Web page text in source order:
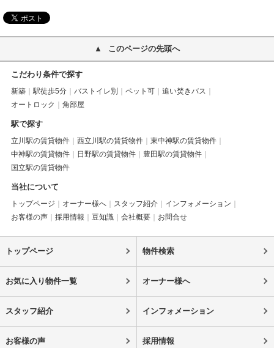
このページの先頭へ
こだわり条件で探す
新築 駅徒歩5分 バストイレ別 ペット可
追い焚きバス
オートロック
角部屋
駅で探す
立川駅の賃貸物件 西立川駅の賃貸物件
東中神駅の賃貸物件
中神駅の賃貸物件
日野駅の賃貸物件
豊田駅の賃貸物件
国立駅の賃貸物件
当社について
トップページ オーナー様へ スタッフ紹介
インフォメーション
お客様の声
採用情報 豆知識 会社概要 お問合せ
トップページ 物件検索
お気に入り物件一覧 オーナー様へ
スタッフ紹介 インフォメーション
お客様の声 採用情報